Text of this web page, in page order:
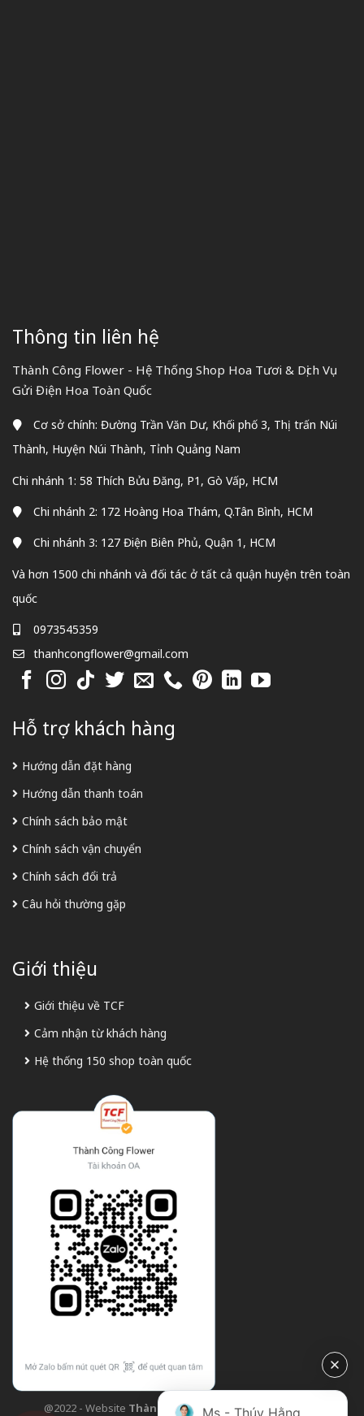
Thông tin liên hệ
Thành Công Flower - Hệ Thống Shop Hoa Tươi & Dịch Vụ
Gửi Điện Hoa Toàn Quốc
Cơ sở chính: Đường Trần Văn Dư, Khối phố 3, Thị trấn Núi
Thành, Huyện Núi Thành, Tỉnh Quảng Nam
Chi nhánh 1: 58 Thích Bửu Đăng, P1, Gò Vấp, HCM
Chi nhánh 2: 172 Hoàng Hoa Thám, Q.Tân Bình, HCM
Chi nhánh 3: 127 Điện Biên Phủ, Quận 1, HCM
Và hơn 1500 chi nhánh và đối tác ở tất cả quận huyện trên toàn
quốc
0973545359
thanhcongflower@gmail.com
Hỗ trợ khách hàng
Hướng dẫn đặt hàng
Hướng dẫn thanh toán
Chính sách bảo mật
Chính sách vận chuyển
Chính sách đổi trả
Câu hỏi thường gặp
Giới thiệu
Giới thiệu về TCF
Cảm nhận từ khách hàng
Hệ thống 150 shop toàn quốc
@2022 - Website Thành Công Flower| Design bởi
Ms - Thúy Hằng